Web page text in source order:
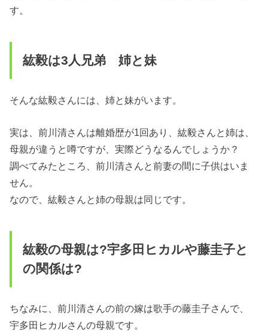
す。
紘毅は3人兄弟 姉と妹
そんな紘毅さんには、姉と妹がいます。
実は、前川清さんは離婚歴が1回あり、紘毅さんと姉は、
母親が違うと噂ですが、実際どうなるんでしょうか？
調べてみたところ、前川清さんと前妻の間に子供はいま
せん。
なので、紘毅さんと姉の母親は同じです。
紘毅の母親は?宇多田ヒカルや藤圭子と
の関係は?
ちなみに、前川清さんの前の嫁は歌手の藤圭子さんで、
宇多田ヒカルさんの母親です。